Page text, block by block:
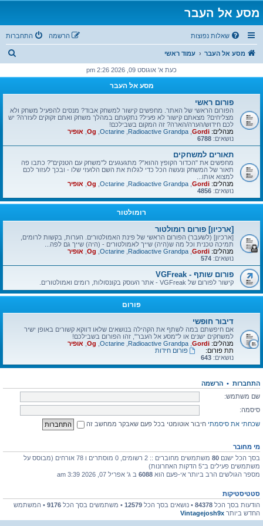
מסע אל העבר
שאלות נפוצות התחברות הרשמה
מסע אל העבר עמוד ראשי
ו
כעת א' אוגוסט 09, 2026 2:26 pm
מסע אל העבר
פורום ראשי
הפורום הראשי של האתר. מחפשים קישור למשחק אבוד? מנסים להפעיל משחק ולא
מצליחים? מצאתם קישור לא פעיל? נתקעתם במהלך משחק ואתם זקוקים לעזרה? יש
לכם חידוש/הערה/הארה? זה המקום בשבילכם!
מנהלים: Gordi
Radioactive Grandpa
Octarine
Og אופיר
נושאים: 6788
תאורים למשחקים
מחפשים את "הכדור הקופץ ההוא"? מתגעגעים ל"משחק עם הטנקים"? כתבו פה
תאור של המשחק ונעשה הכל כדי לגלות את השם הלועזי שלו - ובכך לעזור לכם
למצוא אותו...
מנהלים: Gordi
Radioactive Grandpa
Octarine
Og אופיר
נושאים: 4856
רומולטור
[ארכיון] פורום רומולטור
[ארכיון] (לשעבר) הפורום הראשי של פינת האמולטורים. הערות, בקשות לרומים,
תמיכה טכנית וכל מה ש(היה) שייך לאמולטורים - (היה) שייך גם לפה...
מנהלים: Gordi
Radioactive Grandpa
Octarine
Og אופיר
נושאים: 574
פורום שותף - VGFreak
קישור לפורום של VGFreak - אתר העוסק בקונסולות, רומים ואמולטורים.
פורום
דיבור חופשי
אם חיפשתם במה לשתף את הקהילה בנושאים שלאו דווקא קשורים באופן ישיר
למשחקים ישנים או ל"מסע אל העבר", זהו הפורום בשבילכם!
מנהלים: Gordi
Radioactive Grandpa
Octarine
Og אופיר
תת פורום:
פורום חידות
נושאים: 643
התחברות • הרשמה
שם משתמש:
סיסמה:
שכחתי את סיסמתי חיבור אוטומטי בכל פעם שאבקר ממחשב זה
מי מחובר
בסך הכל ישנם 80
משתמשים מחוברים :: 2 רשומים, 0 מוסתרים ו 78 אורחים (מבוסס על
משתמשים פעילים ב־5 הדקות האחרונות)
מספר הגולשים הרב ביותר אי-פעם הוא 6088 ב ג' אפריל 07, 2026 3:39 am
סטטיסטיקות
הודעות בסך הכל 84378 • נושאים בסך הכל 12579 • משתמשים בסך הכל 9176 • המשתמש
החדש ביותר Vintagejosh9x